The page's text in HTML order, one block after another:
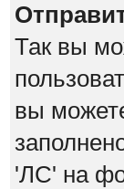
Так вы
вы
'ЛС' на